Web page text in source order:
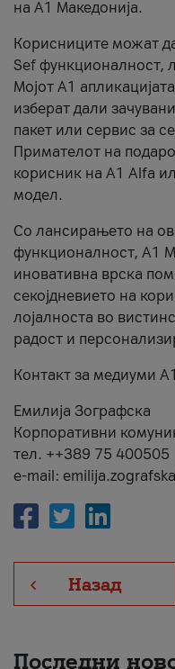
на А1 Македонија.
Корисниците можат
Sef функционалност,
Мојот А1
изберат дали
пакет или сервис за
Примателот на
корисник на А1 Alfa
модел.
Со лансирањето на
функционалност, А1
иновативна врска
секојдневието на
лојалноста во
радост и
Контакт за медиуми
Емилија Зографска
Корпоративни
тел. ++389 75 400505
e-mail:
Назад
Последни